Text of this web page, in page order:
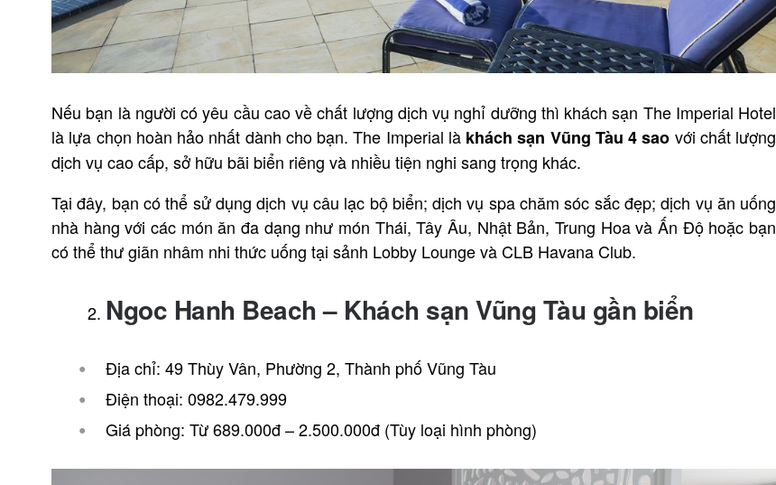
Nếu bạn là người có yêu cầu cao về chất lượng dịch vụ nghỉ dưỡng thì khách sạn The Imperial Hotel
là lựa chọn hoàn hảo nhất dành cho bạn. The Imperial là khách sạn Vũng Tàu4 sao với chất lượng
dịch vụ cao cấp, sở hữu bãi biển riêng và nhiều tiện nghi sang trọng khác.
Tại đây, bạn có thể sử dụng dịch vụ câu lạc bộ biển; dịch vụ spa chăm sóc sắc đẹp; dịch vụ ăn uống
nhà hàng với các món ăn đa dạng như món Thái, Tây Âu, Nhật Bản, Trung Hoa và Ấn Độ hoặc bạn
có thể thư giãn nhâm nhi thức uống tại sảnh Lobby Lounge và CLB Havana Club.
Ngoc Hanh Beach – Khách sạn Vũng Tàu gần biển
Địa chỉ: 49 Thùy Vân, Phường 2, Thành phố Vũng Tàu
Điện thoại: 0982.479.999
Giá phòng: Từ 689.000đ – 2.500.000đ (Tùy loại hình phòng)